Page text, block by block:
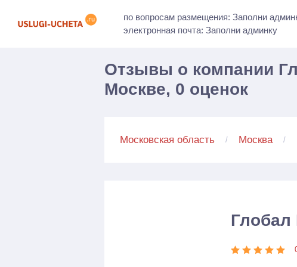
по вопросам размещения: Заполни
электронная почта: Заполни админку
Отзывы о компании
Москве, 0 оценок
Московская область Москва
Глобал